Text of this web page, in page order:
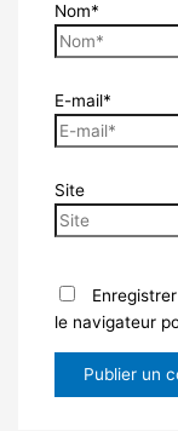
Nom*
E-mail*
Site
le navigateur